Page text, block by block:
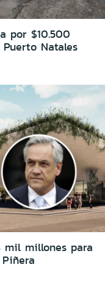
por $10.500
Natales
mil millones para